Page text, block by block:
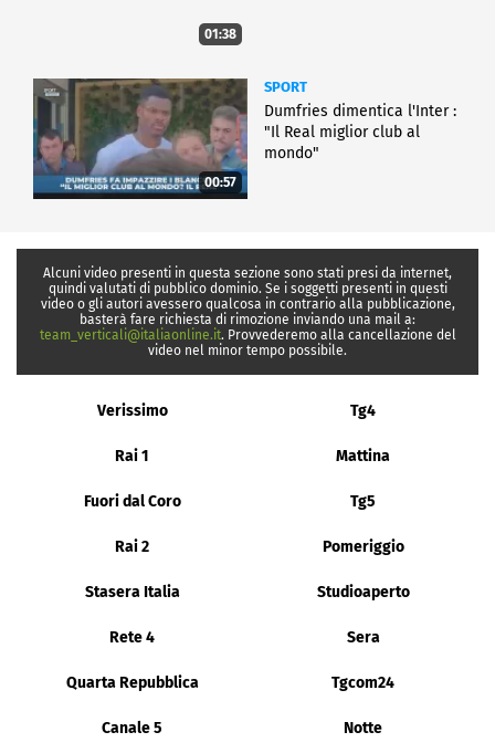
01:38
00:57
SPORT
Dumfries dimentica l'Inter :
"Il Real miglior club al
mondo"
Alcuni video presenti in questa sezione sono stati presi da internet,
quindi valutati di pubblico dominio. Se i soggetti presenti in questi
video o gli autori avessero qualcosa in contrario alla pubblicazione,
basterà fare richiesta di rimozione inviando una mail a:
team_verticali@italiaonline.it. Provvederemo alla cancellazione del
video nel minor tempo possibile.
Verissimo Tg4
Rai 1 Mattina
Fuori dal Coro Tg5
Rai 2 Pomeriggio
Stasera Italia Studioaperto
Rete 4 Sera
Quarta Repubblica Tgcom24
Canale 5 Notte